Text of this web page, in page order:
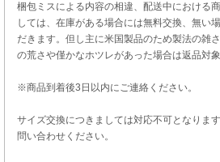
梱包ミスによる内容の相違、配送中における
しては、在庫がある場合には無料交換、無い
だきます。但し主に米国製品のため製法の雑
の荒さや僅かなホツレがあった場合は返品対象
※商品到着後3日以内にご連絡ください。
サイズ交換につきましては対応不可となりま
問い合わせください。